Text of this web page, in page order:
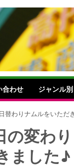
合わせ ジャンル別
替わりナムルをいただ
の変わ
ました♪